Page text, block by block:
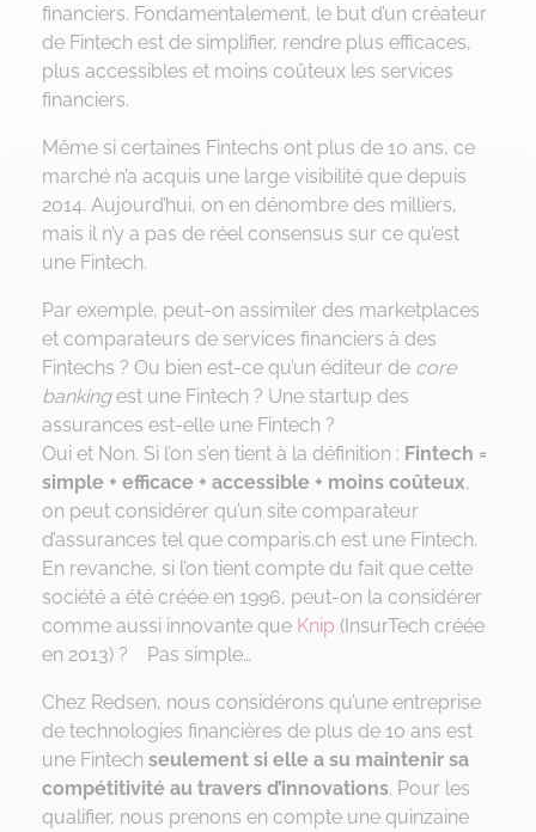
financiers. Fondamentalement, le but d’un créateur
de Fintech est de simplifier, rendre plus efficaces,
plus accessibles et moins coûteux les services
financiers.
Même si certaines Fintechs ont plus de 10 ans, ce
marché n’a acquis une large visibilité que depuis
2014. Aujourd’hui, on en dénombre des milliers,
mais il n’y a pas de réel consensus sur ce qu’est
une Fintech.
Par exemple, peut-on assimiler des marketplaces
et comparateurs de services financiers à des
Fintechs ? Ou bien est-ce qu’un éditeur de core
bankingest une Fintech ? Une startup des
assurances est-elle une Fintech ?
Oui et Non. Si l’on s’en tient à la définition : Fintech =
simple + efficace + accessible + moins coûteux,
on peut considérer qu’un site comparateur
d’assurances tel que comparis.ch est une Fintech.
En revanche, si l’on tient compte du fait que cette
société a été créée en 1996, peut-on la considérer
comme aussi innovante que Knip (InsurTech créée
en 2013) ? Pas simple…
Chez Redsen, nous considérons qu’une entreprise
de technologies financières de plus de 10 ans est
une Fintech seulement si elle a su maintenir sa
compétitivité au travers d’innovations. Pour les
qualifier, nous prenons en compte une quinzaine